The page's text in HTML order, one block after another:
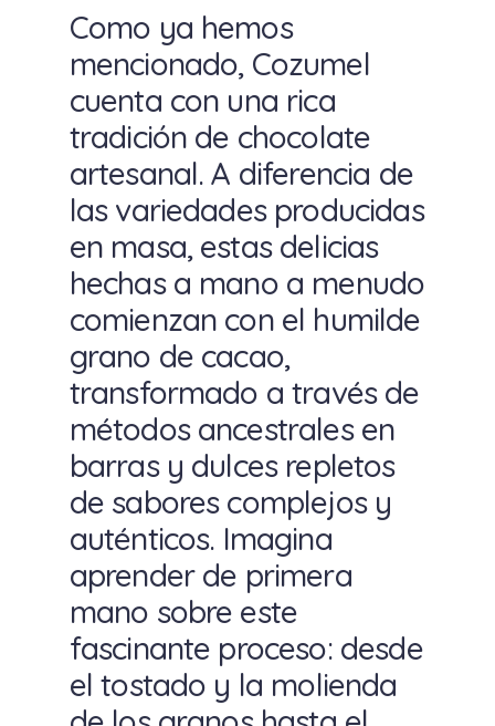
Como ya hemos
mencionado, Cozumel
cuenta con una rica
tradición de chocolate
artesanal. A diferencia de
las variedades producidas
en masa, estas delicias
hechas a mano a menudo
comienzan con el humilde
grano de cacao,
transformado a través de
métodos ancestrales en
barras y dulces repletos
de sabores complejos y
auténticos. Imagina
aprender de primera
mano sobre este
fascinante proceso: desde
el tostado y la molienda